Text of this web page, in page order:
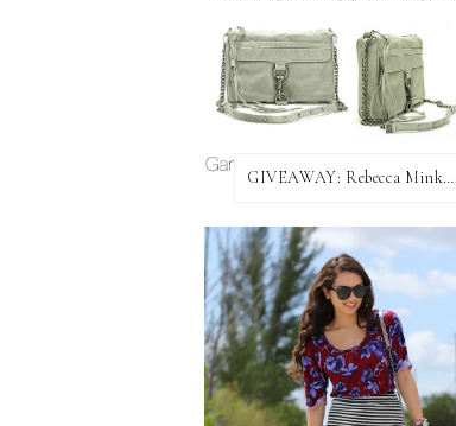
GIVEAWAY: Rebecca Minkoff Bag!